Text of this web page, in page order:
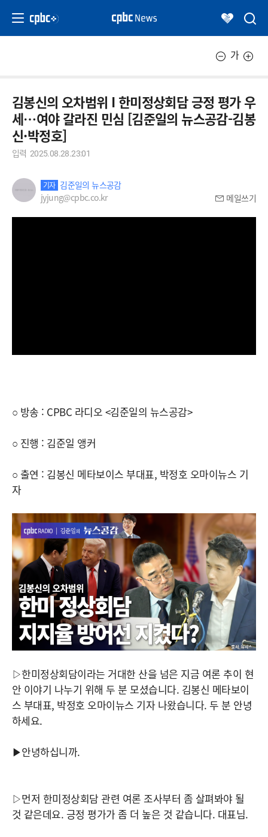
가
김봉신의 오차범위 I 한미정상회담 긍정 평가 우
세…여야 갈라진 민심 [김준일의 뉴스공감-김봉
신·박정호]
입력 2025.08.28.23:01
기자 김준일의 뉴스공감
jyjung@cpbc.co.kr
메일쓰기
○ 방송 : CPBC 라디오 <김준일의 뉴스공감>
○ 진행 : 김준일 앵커
○ 출연 : 김봉신 메타보이스 부대표, 박정호 오마이뉴스 기
자
▷한미정상회담이라는 거대한 산을 넘은 지금 여론 추이 현
안 이야기 나누기 위해 두 분 모셨습니다. 김봉신 메타보이
스 부대표, 박정호 오마이뉴스 기자 나왔습니다. 두 분 안녕
하세요.
▶안녕하십니까.
▷먼저 한미정상회담 관련 여론 조사부터 좀 살펴봐야 될
것 같은데요. 긍정 평가가 좀 더 높은 것 같습니다. 대표님.